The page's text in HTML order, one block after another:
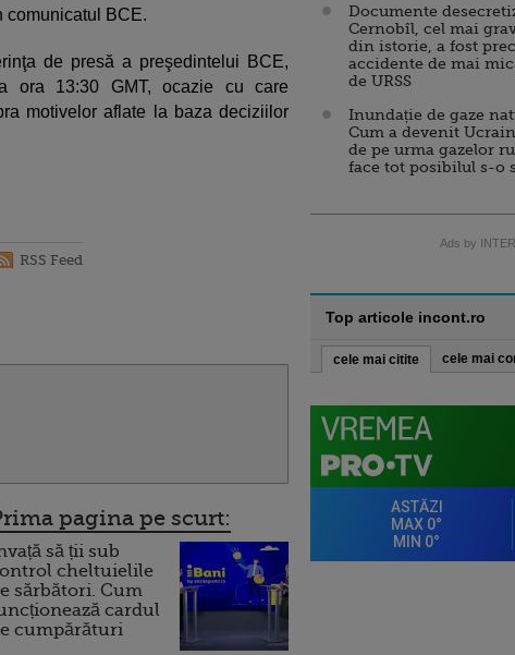
comunicatul BCE.
de presă a preşedintelui BCE,
ora 13:30 GMT, ocazie cu care
motivelor aflate la baza deciziilor
RSS Feed
pagina pe scurt:
să ții sub
cheltuielile
sărbători. Cum
cardul
cumpărături
Documente
Cernobîl, cel mai
din istorie, a fost
accidente de mai
de URSS
Inundație de gaze
Cum a devenit
de pe urma gazelor
face tot posibilul s-o
Ads by
Top articole incont.ro
cele mai citite cele mai